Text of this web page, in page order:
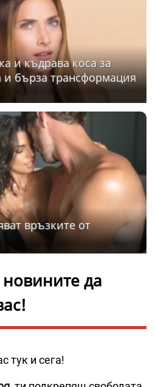
и къдрава коса за
и бърза трансформация
връзките от
да
тук и сега!